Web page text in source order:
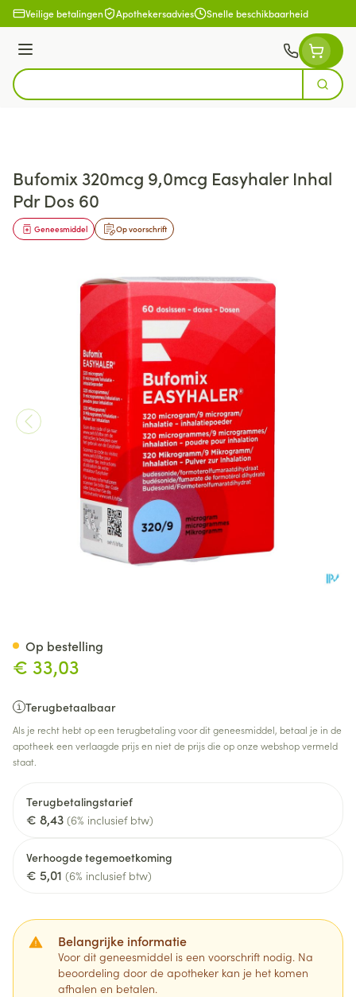
Ga naar de inhoud
Veilige betalingen Apothekersadvies Snelle beschikbaarheid
Menu
Product, merk, categorie...
Zoek
Bufomix 320mcg 9,0mcg Easyhaler Inhal
Pdr Dos 60
Op voorschrift
Geneesmiddel
€ 33,03
Terugbetaalbaar
Als je recht hebt op een terugbetaling voor dit geneesmiddel, betaal je in de
apotheek een verlaagde prijs en niet de prijs die op onze webshop vermeld
staat.
Terugbetalingstarief
€ 8,43 (6% inclusief btw)
Verhoogde tegemoetkoming
€ 5,01 (6% inclusief btw)
Belangrijke informatie
Voor dit geneesmiddel is een voorschrift nodig. Na
beoordeling door de apotheker kan je het komen
afhalen en betalen.
Op bestelling